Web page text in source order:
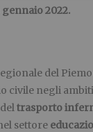
gennaio 2022.
del
civile negli
deltrasporto
settore